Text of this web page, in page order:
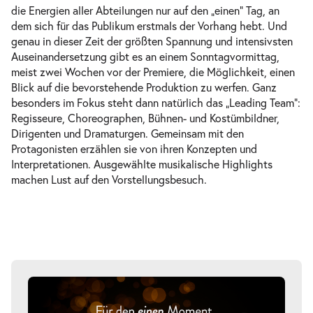
Vor der Premiere »Perfect Match«-
So.
So. 06.12.2026
11:00–12:15 Uhr
Tickets
Vor der Premiere »Rusalka«
die Energien aller Abteilungen nur auf den „einen“ Tag, an
dem sich für das Publikum erstmals der Vorhang hebt. Und
genau in dieser Zeit der größten Spannung und intensivsten
Auseinandersetzung gibt es an einem Sonntagvormittag,
meist zwei Wochen vor der Premiere, die Möglichkeit, einen
Blick auf die bevorstehende Produktion zu werfen. Ganz
besonders im Fokus steht dann natürlich das „Leading Team“:
Regisseure, Choreographen, Bühnen- und Kostümbildner,
Dirigenten und Dramaturgen. Gemeinsam mit den
Protagonisten erzählen sie von ihren Konzepten und
Interpretationen. Ausgewählte musikalische Highlights
machen Lust auf den Vorstellungsbesuch.